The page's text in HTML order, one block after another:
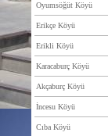
Oyumsöğüt Köyü
Erikçe Köyü
Erikli Köyü
Karacaburç Köyü
Akçaburç Köyü
İncesu Köyü
Cıba Köyü